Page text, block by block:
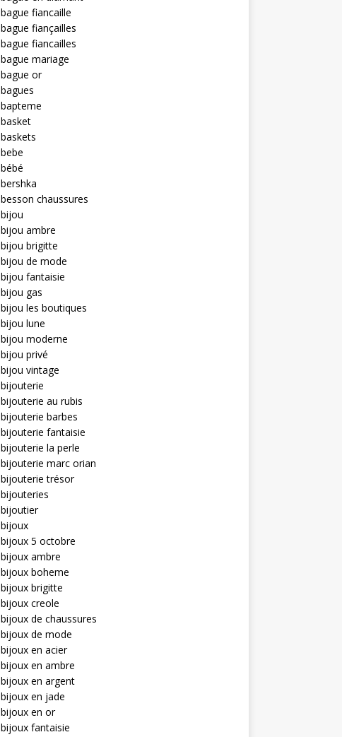
bague fiancaille
bague fiançailles
bague fiancailles
bague mariage
bague or
bagues
bapteme
basket
baskets
bebe
bébé
bershka
besson chaussures
bijou
bijou ambre
bijou brigitte
bijou de mode
bijou fantaisie
bijou gas
bijou les boutiques
bijou lune
bijou moderne
bijou privé
bijou vintage
bijouterie
bijouterie au rubis
bijouterie barbes
bijouterie fantaisie
bijouterie la perle
bijouterie marc orian
bijouterie trésor
bijouteries
bijoutier
bijoux
bijoux 5 octobre
bijoux ambre
bijoux boheme
bijoux brigitte
bijoux creole
bijoux de chaussures
bijoux de mode
bijoux en acier
bijoux en ambre
bijoux en argent
bijoux en jade
bijoux en or
bijoux fantaisie